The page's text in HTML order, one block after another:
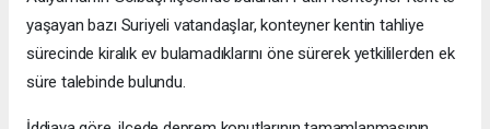
yaşayan bazı Suriyeli vatandaşlar, konteyner kentin tahliye
sürecinde kiralık ev bulamadıklarını öne sürerek yetkililerden ek
süre talebinde bulundu.